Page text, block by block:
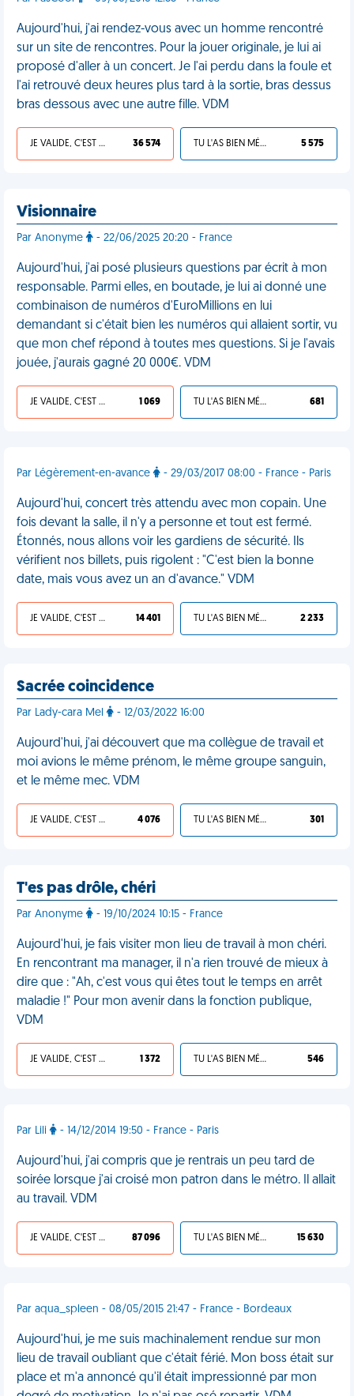
Aujourd'hui, j'ai rendez-vous avec un homme rencontré
sur un site de rencontres. Pour la jouer originale, je lui ai
proposé d'aller à un concert. Je l'ai perdu dans la foule et
l'ai retrouvé deux heures plus tard à la sortie, bras dessus
bras dessous avec une autre fille. VDM
JE VALIDE, C'EST UNE VDM 36 574 TU L'AS BIEN MÉRITÉ 5 575
Visionnaire
Par Anonyme - 22/06/2025 20:20 - France
Aujourd'hui, j'ai posé plusieurs questions par écrit à mon
responsable. Parmi elles, en boutade, je lui ai donné une
combinaison de numéros d'EuroMillions en lui
demandant si c'était bien les numéros qui allaient sortir, vu
que mon chef répond à toutes mes questions. Si je l'avais
jouée, j'aurais gagné 20 000€. VDM
JE VALIDE, C'EST UNE VDM 1 069 TU L'AS BIEN MÉRITÉ 681
Par Légèrement-en-avance - 29/03/2017 08:00 - France - Paris
Aujourd'hui, concert très attendu avec mon copain. Une
fois devant la salle, il n'y a personne et tout est fermé.
Étonnés, nous allons voir les gardiens de sécurité. Ils
vérifient nos billets, puis rigolent : "C'est bien la bonne
date, mais vous avez un an d'avance." VDM
JE VALIDE, C'EST UNE VDM 14 401 TU L'AS BIEN MÉRITÉ 2 233
Sacrée coincidence
Par Lady-cara Mel - 12/03/2022 16:00
Aujourd'hui, j'ai découvert que ma collègue de travail et
moi avions le même prénom, le même groupe sanguin,
et le même mec. VDM
JE VALIDE, C'EST UNE VDM 4 076 TU L'AS BIEN MÉRITÉ 301
T'es pas drôle, chéri
Par Anonyme - 19/10/2024 10:15 - France
Aujourd'hui, je fais visiter mon lieu de travail à mon chéri.
En rencontrant ma manager, il n'a rien trouvé de mieux à
dire que : "Ah, c'est vous qui êtes tout le temps en arrêt
maladie !" Pour mon avenir dans la fonction publique,
VDM
JE VALIDE, C'EST UNE VDM 1 372 TU L'AS BIEN MÉRITÉ 546
Par Lili - 14/12/2014 19:50 - France - Paris
Aujourd'hui, j'ai compris que je rentrais un peu tard de
soirée lorsque j'ai croisé mon patron dans le métro. Il allait
au travail. VDM
JE VALIDE, C'EST UNE VDM 87 096 TU L'AS BIEN MÉRITÉ 15 630
Par aqua_spleen - 08/05/2015 21:47 - France - Bordeaux
Aujourd'hui, je me suis machinalement rendue sur mon
lieu de travail oubliant que c'était férié. Mon boss était sur
place et m'a annoncé qu'il était impressionné par mon